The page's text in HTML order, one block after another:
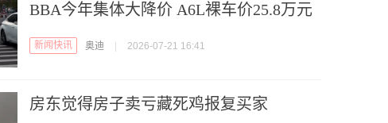
BBA今年集体大降价 A6L裸车价25.8万元
新闻快讯 奥迪 2026-07-21 16:41
房东觉得房子卖亏藏死鸡报复买家